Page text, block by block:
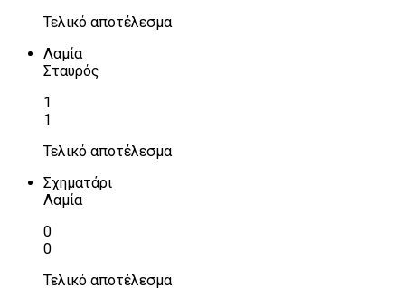
Τελικό αποτέλεσμα
Λαμία
Σταυρός
1
1
Τελικό αποτέλεσμα
Σχηματάρι
Λαμία
0
0
Τελικό αποτέλεσμα